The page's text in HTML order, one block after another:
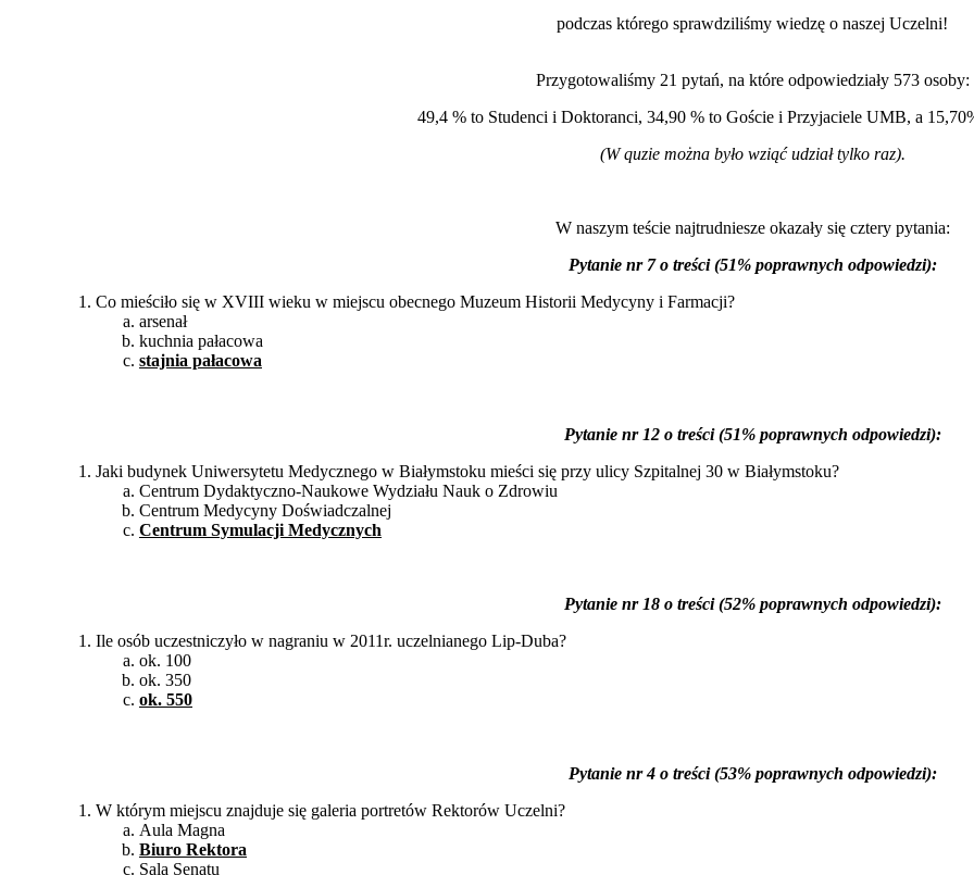
podczas którego sprawdziliśmy wiedzę o naszej Uczelni!
Przygotowaliśmy 21 pytań, na które odpowiedziały 573 osoby:
49,4 % to Studenci i Doktoranci, 34,90 % to Goście i Przyjaciele UMB, a
(W quzie można było wziąć udział tylko raz).
W naszym teście najtrudniesze okazały się cztery pytania:
Pytanie nr 7 o treści (51% poprawnych odpowiedzi):
Co mieściło się w XVIII wieku w miejscu obecnego Muzeum Historii Medycyny i Farmacji?
arsenał
kuchnia pałacowa
stajnia pałacowa
Pytanie nr 12 o treści (51% poprawnych odpowiedzi):
Jaki budynek Uniwersytetu Medycznego w Białymstoku mieści się przy ulicy Szpitalnej 30 w Białymstoku?
Centrum Dydaktyczno-Naukowe Wydziału Nauk o Zdrowiu
Centrum Medycyny Doświadczalnej
Centrum Symulacji Medycznych
Pytanie nr 18 o treści (52% poprawnych odpowiedzi):
Ile osób uczestniczyło w nagraniu w 2011r. uczelnianego Lip-Duba?
ok. 100
ok. 350
ok. 550
Pytanie nr 4 o treści (53% poprawnych odpowiedzi):
W którym miejscu znajduje się galeria portretów Rektorów Uczelni?
Aula Magna
Biuro Rektora
Sala Senatu